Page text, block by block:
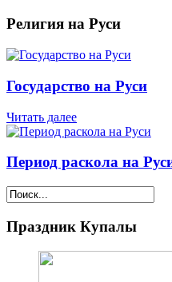
Религия на Руси
Государство на Руси
Читать далее
Период раскола на
Праздник Купалы